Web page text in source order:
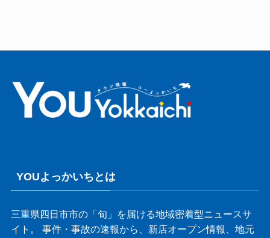
YOUよっかいちとは
三重県四日市市の「旬」を届ける地域密着型ニュースサ
イト。 事件・事故の速報から、新店オープン情報、地元